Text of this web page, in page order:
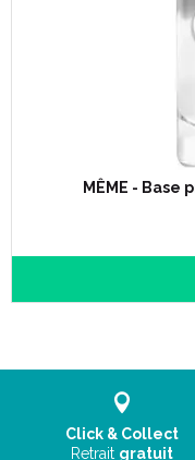
MÊME -
Click & Collect
Retrait gratuit